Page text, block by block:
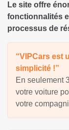
Le site offre
fonctionnalités
processus de
“VIPCars est
simplicité !”
En seulement
votre voiture
votre